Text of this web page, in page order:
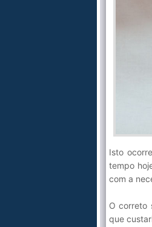
Isto
tempo
com a
O correto
que